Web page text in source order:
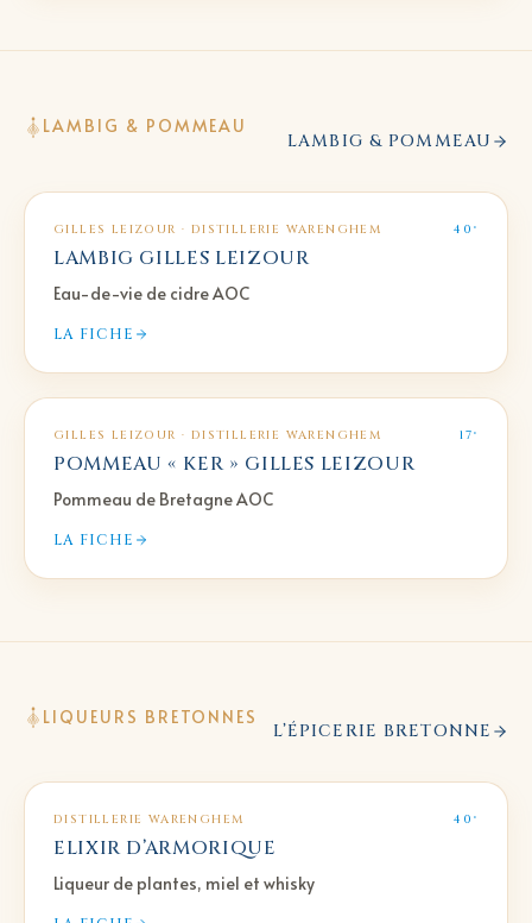
LAMBIG & POMMEAU
LAMBIG & POMMEAU
GILLES LEIZOUR · DISTILLERIE WARENGHEM 40°
LAMBIG GILLES LEIZOUR
Eau-de-vie de cidre AOC
LA FICHE
GILLES LEIZOUR · DISTILLERIE WARENGHEM 17°
POMMEAU « KER » GILLES LEIZOUR
Pommeau de Bretagne AOC
LA FICHE
LIQUEURS BRETONNES
L’ÉPICERIE BRETONNE
DISTILLERIE WARENGHEM 40°
ELIXIR D’ARMORIQUE
Liqueur de plantes, miel et whisky